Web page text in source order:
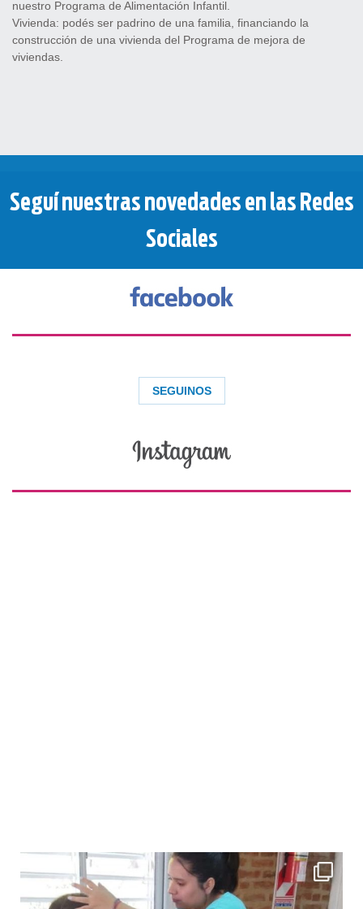
nuestro Programa de Alimentación Infantil.
Vivienda: podés ser padrino de una familia, financiando la
construcción de una vivienda del Programa de mejora de
viviendas.
Seguí nuestras novedades en las Redes
Sociales
SEGUINOS